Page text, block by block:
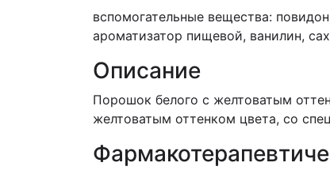
вспомогательные вещества:
ароматизатор пищевой, ванилин,
Описание
Порошок белого с желтоватым
желтоватым оттенком цвета, со